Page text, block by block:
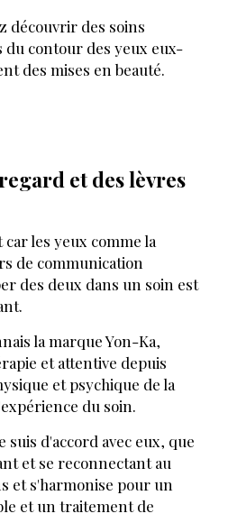
découvrir des soins
du contour des yeux eux-
des mises en beauté.
et des lèvres
les yeux comme la
de communication
des deux dans un soin est
la marque Yon-Ka,
et attentive depuis
et psychique de la
du soin.
d'accord avec eux, que
et se reconnectant au
et s'harmonise pour un
et un traitement de